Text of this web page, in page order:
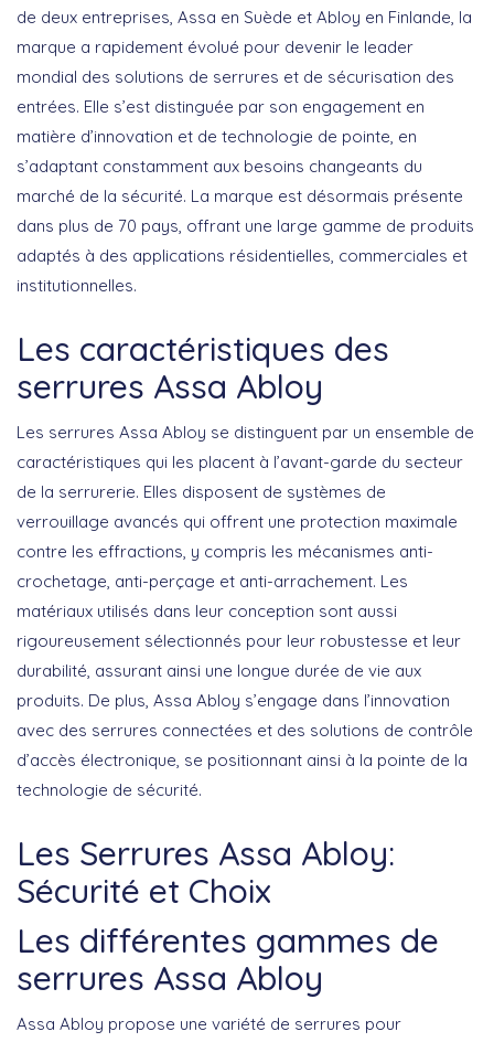
de deux entreprises, Assa en Suède et Abloy en Finlande, la
marque a rapidement évolué pour devenir le leader
mondial des solutions de serrures et de sécurisation des
entrées. Elle s’est distinguée par son engagement en
matière d’innovation et de technologie de pointe, en
s’adaptant constamment aux besoins changeants du
marché de la sécurité. La marque est désormais présente
dans plus de 70 pays, offrant une large gamme de produits
adaptés à des applications résidentielles, commerciales et
institutionnelles.
Les caractéristiques des
serrures Assa Abloy
Les serrures Assa Abloy se distinguent par un ensemble de
caractéristiques qui les placent à l’avant-garde du secteur
de la serrurerie. Elles disposent de systèmes de
verrouillage avancés qui offrent une protection maximale
contre les effractions, y compris les mécanismes anti-
crochetage, anti-perçage et anti-arrachement. Les
matériaux utilisés dans leur conception sont aussi
rigoureusement sélectionnés pour leur robustesse et leur
durabilité, assurant ainsi une longue durée de vie aux
produits. De plus, Assa Abloy s’engage dans l’innovation
avec des serrures connectées et des solutions de contrôle
d’accès électronique, se positionnant ainsi à la pointe de la
technologie de sécurité.
Les Serrures Assa Abloy:
Sécurité et Choix
Les différentes gammes de
serrures Assa Abloy
Assa Abloy propose une variété de serrures pour